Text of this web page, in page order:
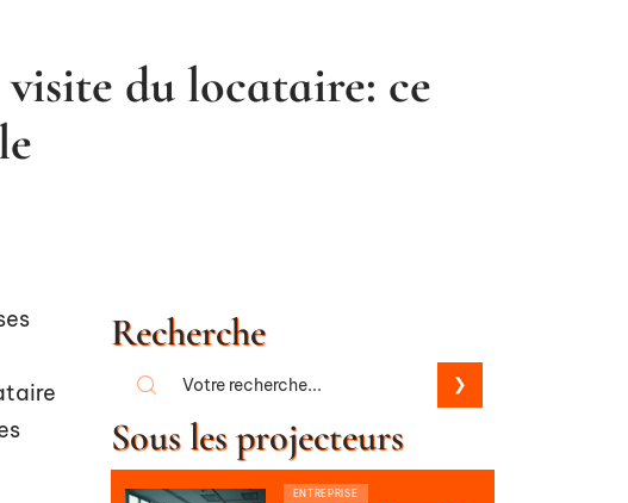
du locataire: ce
Recherche
Sous les projecteurs
ENTREPRISE